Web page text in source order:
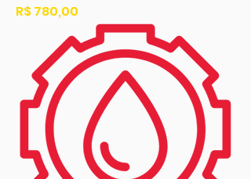
Preço
R$ 780,00